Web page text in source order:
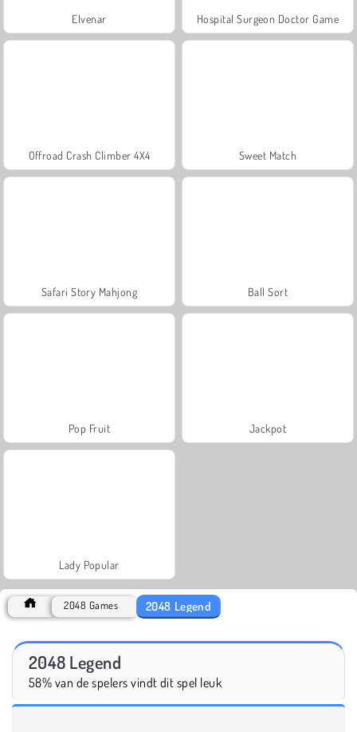
Elvenar Hospital Surgeon Doctor Game
Offroad Crash Climber 4X4 Sweet Match
Safari Story Mahjong Ball Sort
Pop Fruit Jackpot
Lady Popular
2048 Games 2048 Legend
2048 Legend
58% van de spelers vindt dit spel leuk